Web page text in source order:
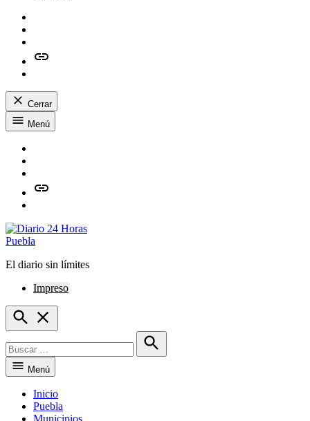
issuu
Cerrar
Saltar
al
Menú
issuu
El diario sin límites
Impreso
Open
Search
Buscar
Menú
Inicio
Puebla
Municipios